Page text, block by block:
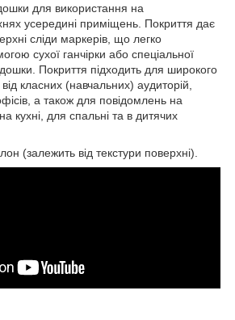
для використання на
усередині приміщень. Покриття дає
сліди маркерів, що легко
сухої ганчірки або спеціальної
Покриття підходить для широкого
класних (навчальних) аудиторій,
а також для повідомлень на
кухні, для спальні та в дитячих
(залежить від текстури поверхні).